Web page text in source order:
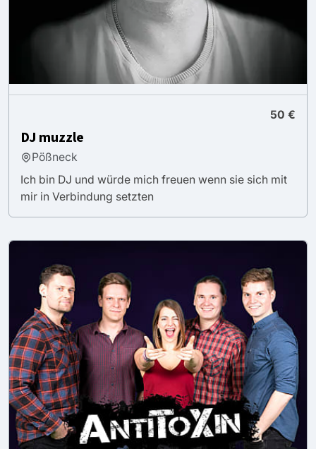
50 €
DJ muzzle
Pößneck
Ich bin DJ und würde mich freuen wenn sie sich mit
mir in Verbindung setzten